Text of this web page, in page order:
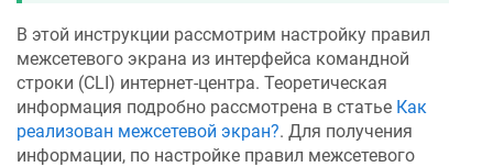
В этой инструкции рассмотрим настройку правил
межсетевого экрана из интерфейса командной
строки (CLI) интернет-центра. Теоретическая
информация подробно рассмотрена в статье Как
реализован межсетевой экран?. Для получения
информации, по настройке правил межсетевого